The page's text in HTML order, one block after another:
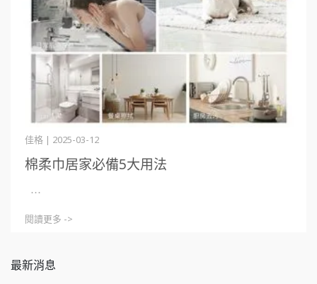
棉柔巾居家必備5大用法
佳格 | 2025-03-12
⋯
閱讀更多 ->
最新消息